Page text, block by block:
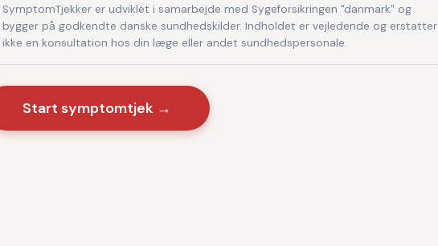
SymptomTjekker er udviklet i samarbejde med Sygeforsikringen "danmark" og
bygger på godkendte danske sundhedskilder. Indholdet er vejledende og erstatter
ikke en konsultation hos din læge eller andet sundhedspersonale.
Start symptomtjek →